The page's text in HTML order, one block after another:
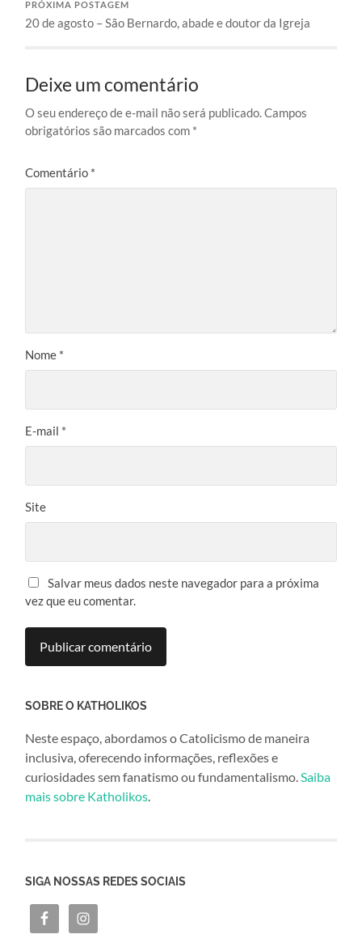
PRÓXIMA POSTAGEM
20 de agosto – São Bernardo, abade e doutor da Igreja
Deixe um comentário
O seu endereço de e-mail não será publicado. Campos
obrigatórios são marcados com *
Comentário *
Nome *
E-mail *
Site
Salvar meus dados neste navegador para a próxima
vez que eu comentar.
SOBRE O KATHOLIKOS
Neste espaço, abordamos o Catolicismo de maneira
inclusiva, oferecendo informações, reflexões e
curiosidades sem fanatismo ou fundamentalismo.Saiba
mais sobre Katholikos.
SIGA NOSSAS REDES SOCIAIS